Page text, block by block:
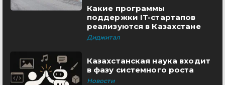
Какие программы
поддержки IT-стартапов
реализуются в Казахстане
Диджитал
Казахстанская наука входит
в фазу системного роста
Новости